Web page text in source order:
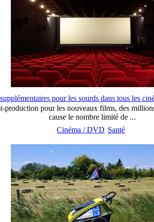
pour les sourds dans tous les
pour les nouveaux films, des
cause le nombre limité de ...
Cinéma / DVD Santé